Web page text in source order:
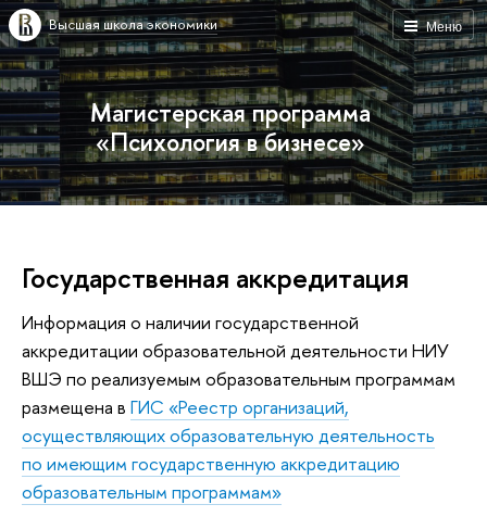
Меню
Высшая школа экономики
Магистерская программа
«Психология в бизнесе»
Государственная аккредитация
Информация о наличии государственной
аккредитации образовательной деятельности НИУ
ВШЭ по реализуемым образовательным программам
размещена в ГИС «Реестр организаций,
осуществляющих образовательную деятельность
по имеющим государственную аккредитацию
образовательным программам»